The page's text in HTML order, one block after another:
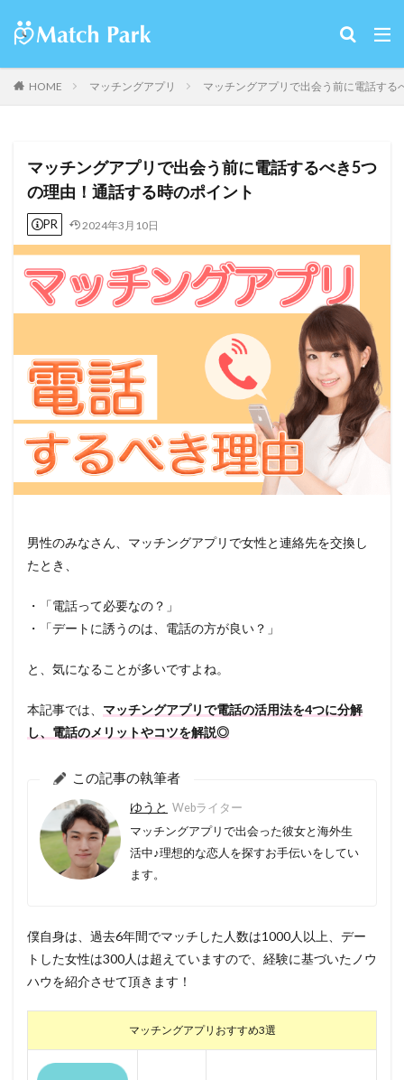
HOME マッチングアプリ マッチングアプリで出会う前に電話す
マッチングアプリで出会う前に電話するべき5つ
の理由！通話する時のポイント
PR 2024年3月10日
男性のみなさん、マッチングアプリで女性と連絡先を交換し
たとき、
・「電話って必要なの？」
・「デートに誘うのは、電話の方が良い？」
と、気になることが多いですよね。
本記事では、 マッチングアプリで電話の活用法を4つに分解
し、電話のメリットやコツを解説◎
この記事の執筆者
ゆうと Webライター
マッチングアプリで出会った彼女と海外生
活中♪理想的な恋人を探すお手伝いをしてい
ます。
僕自身は、過去6年間でマッチした人数は1000人以上、デー
トした女性は300人は超えていますので、経験に基づいたノウ
ハウを紹介させて頂きます！
マッチングアプリおすすめ3選